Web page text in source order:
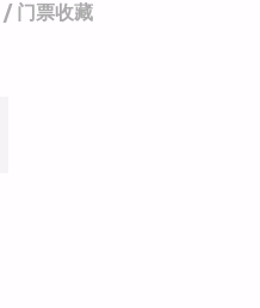
/ 门票收藏